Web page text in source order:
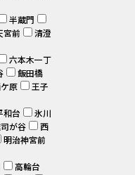
半蔵門
宮前
清澄
六本木一丁
飯田橋
原
王子
和台
氷川
が谷
西
明治神宮前
高輪台